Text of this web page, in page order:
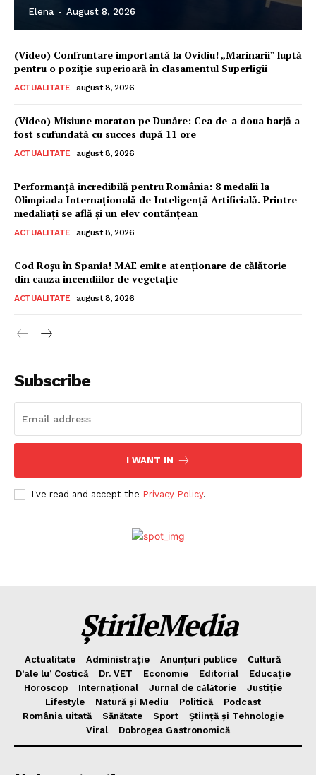
Elena - August 8, 2026
(Video) Confruntare importantă la Ovidiu! „Marinarii” luptă
pentru o poziție superioară în clasamentul Superligii
ACTUALITATE august 8, 2026
(Video) Misiune maraton pe Dunăre: Cea de-a doua barjă a
fost scufundată cu succes după 11 ore
ACTUALITATE august 8, 2026
Performanță incredibilă pentru România: 8 medalii la
Olimpiada Internațională de Inteligență Artificială. Printre
medaliați se află și un elev contănțean
ACTUALITATE august 8, 2026
Cod Roșu în Spania! MAE emite atenționare de călătorie
din cauza incendiilor de vegetație
ACTUALITATE august 8, 2026
Subscribe
I WANT IN
I've read and accept the Privacy Policy.
ȘtirileMedia
Actualitate Administrație Anunțuri publice
Cultură
D’ale lu’ Costică
Dr. VET Economie Editorial
Educație
Horoscop
Internațional Jurnal de cǎlǎtorie
Justiție
Lifestyle
Natură și Mediu Politică
Podcast
România uitată
Sănătate Sport
Știință și Tehnologie
Viral
Dobrogea Gastronomică